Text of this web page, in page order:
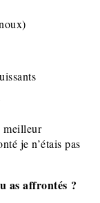
meilleur
je n’étais pas
as affrontés ?